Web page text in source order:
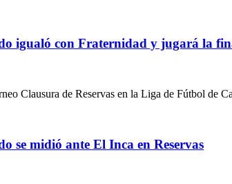
igualó con Fraternidad y jugará la
Clausura de Reservas en la Liga de Fútbol de
se midió ante El Inca en Reservas